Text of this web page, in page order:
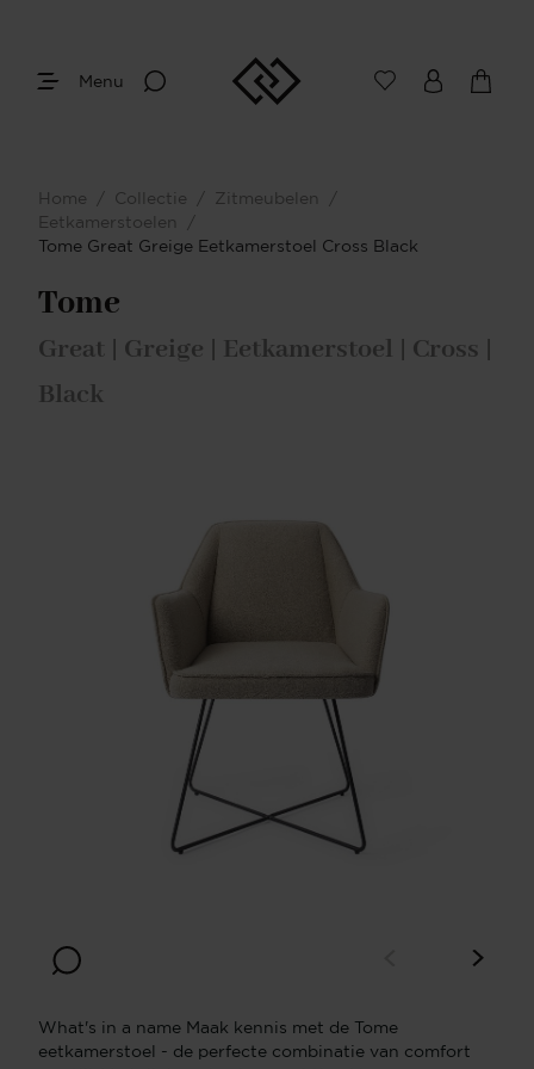
Menu
Home / Collectie / Zitmeubelen
/
Eetkamerstoelen
/
Tome Great Greige Eetkamerstoel Cross Black
Tome
Great | Greige | Eetkamerstoel | Cross |
Black
What's in a name Maak kennis met de Tome
eetkamerstoel - de perfecte combinatie van comfort